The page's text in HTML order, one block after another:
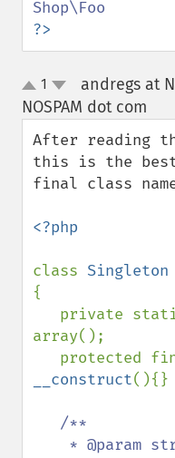
?>
up
down
1
andregs at
NOSPAM dot com
After reading
this is the
final class
<?php
class
{
private
array();
__construct(){}
/**